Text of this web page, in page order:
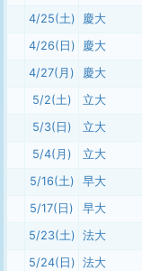
4/25(土) 慶大
4/26(日) 慶大
4/27(月) 慶大
5/2(土) 立大
5/3(日) 立大
5/4(月) 立大
5/16(土) 早大
5/17(日) 早大
5/23(土) 法大
5/24(日) 法大